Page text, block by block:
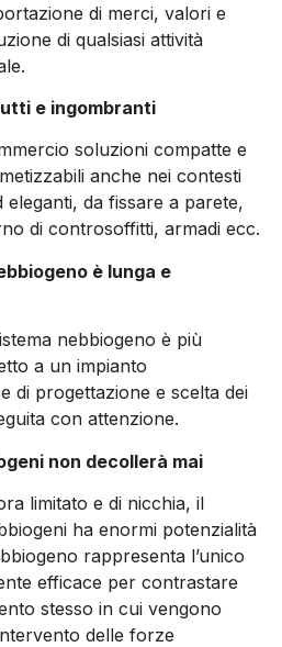
di merci, valori e
di qualsiasi attività
e ingombranti
soluzioni compatte e
anche nei contesti
eleganti, da fissare a parete,
di controsoffitti, armadi ecc.
è lunga e
nebbiogeno è più
a un impianto
di progettazione e scelta dei
con attenzione.
non decollerà mai
limitato e di nicchia, il
ha enormi potenzialità
rappresenta l’unico
efficace per contrastare
stesso in cui vengono
delle forze